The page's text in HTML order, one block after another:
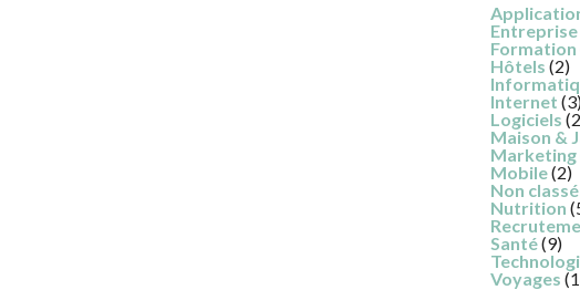
Entreprise
Formation
Hôtels (2)
Internet
Logiciels
Maison &
Marketing
Mobile(2)
Non classé
Nutrition
Santé(9)
Voyages